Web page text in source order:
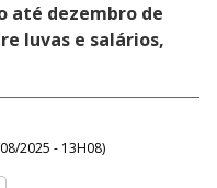
até dezembro de
luvas e salários,
2025 - 13H08)